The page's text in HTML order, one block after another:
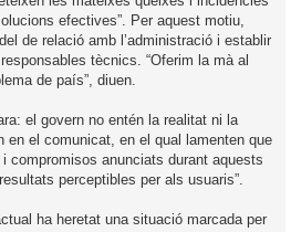
efectives”. Per aquest motiu,
de relació amb l’administració i establir
tècnics. “Oferim la mà al
de país”, diuen.
el govern no entén la realitat ni la
en el comunicat, en el qual lamenten que
compromisos anunciats durant aquests
perceptibles per als usuaris”.
ha heretat una situació marcada per